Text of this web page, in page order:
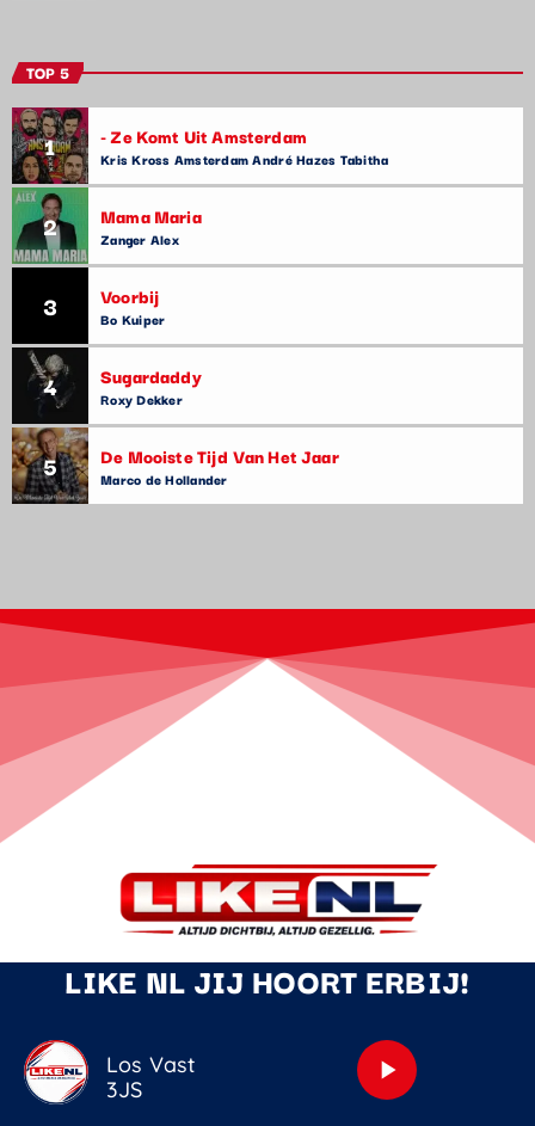
TOP 5
1 - Ze Komt Uit Amsterdam
Kris Kross Amsterdam André Hazes Tabitha
2 Mama Maria
Zanger Alex
3 Voorbij
Bo Kuiper
4 Sugardaddy
Roxy Dekker
5 De Mooiste Tijd Van Het Jaar
Marco de Hollander
LIKE NL JIJ HOORT ERBIJ!
Los Vast
3JS
play_arrow